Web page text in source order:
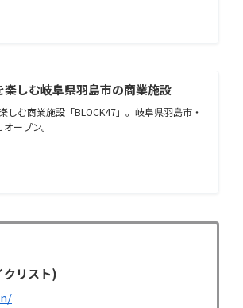
しむ岐阜県羽島市の商業施設
む商業施設「BLOCK47」。岐阜県羽島市・
ープン。
クリスト)